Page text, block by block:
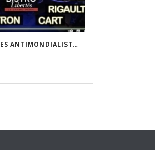
[MÉDIAS] LES ANTIMONDIALISTES À L’ATTAQUE | GRAND DÉBAT DE BRISTO LIBERTÉS